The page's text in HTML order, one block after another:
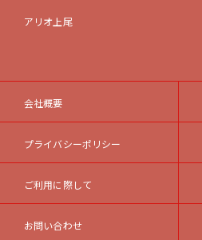
アリオ上尾
会社概要
プライバシーポリシー
ご利用に際して
お問い合わせ